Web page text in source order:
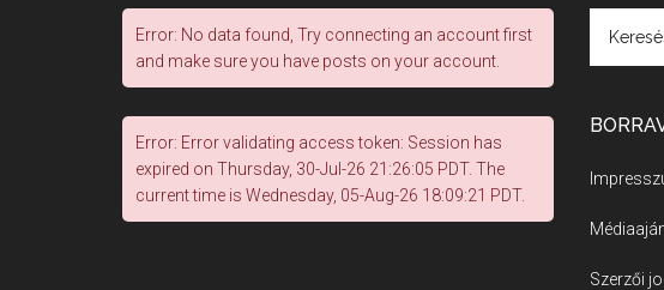
Error: No data found, Try connecting an account first
and make sure you have posts on your account.
Error: Error validating access token: Session has
expired on Thursday, 30-Jul-26 21:26:05 PDT. The
current time is Wednesday, 05-Aug-26 18:09:21 PDT.
Szerzői